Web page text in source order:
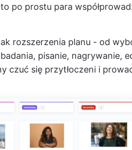
po prostu para
rozszerzenia planu - od
pisanie, nagrywanie,
czuć się przytłoczeni i